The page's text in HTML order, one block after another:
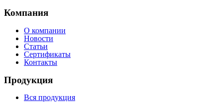
Компания
О компании
Новости
Статьи
Сертификаты
Контакты
Продукция
Вся продукция